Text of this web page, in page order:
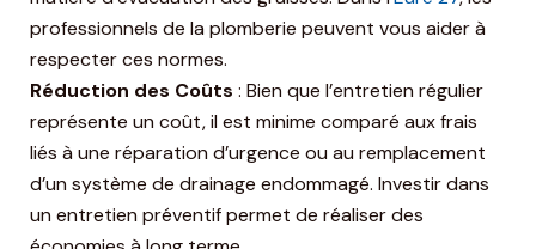
professionnels de la plomberie peuvent vous aider à
respecter ces normes.
Réduction des Coûts : Bien que l’entretien régulier
représente un coût, il est minime comparé aux frais
liés à une réparation d’urgence ou au remplacement
d’un système de drainage endommagé. Investir dans
un entretien préventif permet de réaliser des